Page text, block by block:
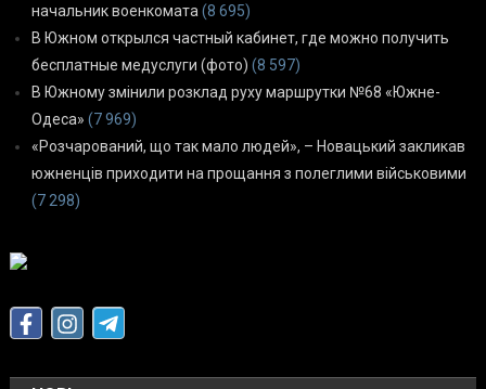
начальник военкомата (8 695)
В Южном открылся частный кабинет, где можно получить
бесплатные медуслуги (фото) (8 597)
В Южному змінили розклад руху маршрутки №68 «Южне-
Одеса» (7 969)
«Розчарований, що так мало людей», – Новацький закликав
южненців приходити на прощання з полеглими військовими
(7 298)